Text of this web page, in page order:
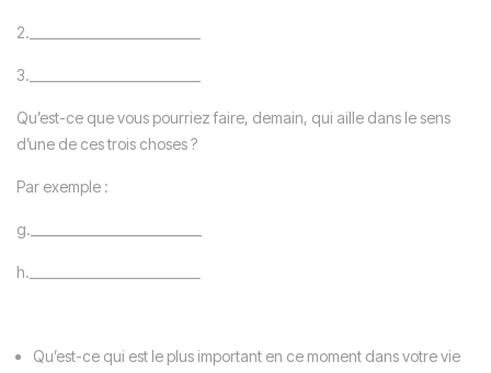
2.__________________________
3.__________________________
Qu’est-ce que vous pourriez faire, demain, qui aille dans le sens
d’une de ces trois choses ?
Par exemple :
g.__________________________
h.__________________________
Qu’est-ce qui est le plus important en ce moment dans votre vie